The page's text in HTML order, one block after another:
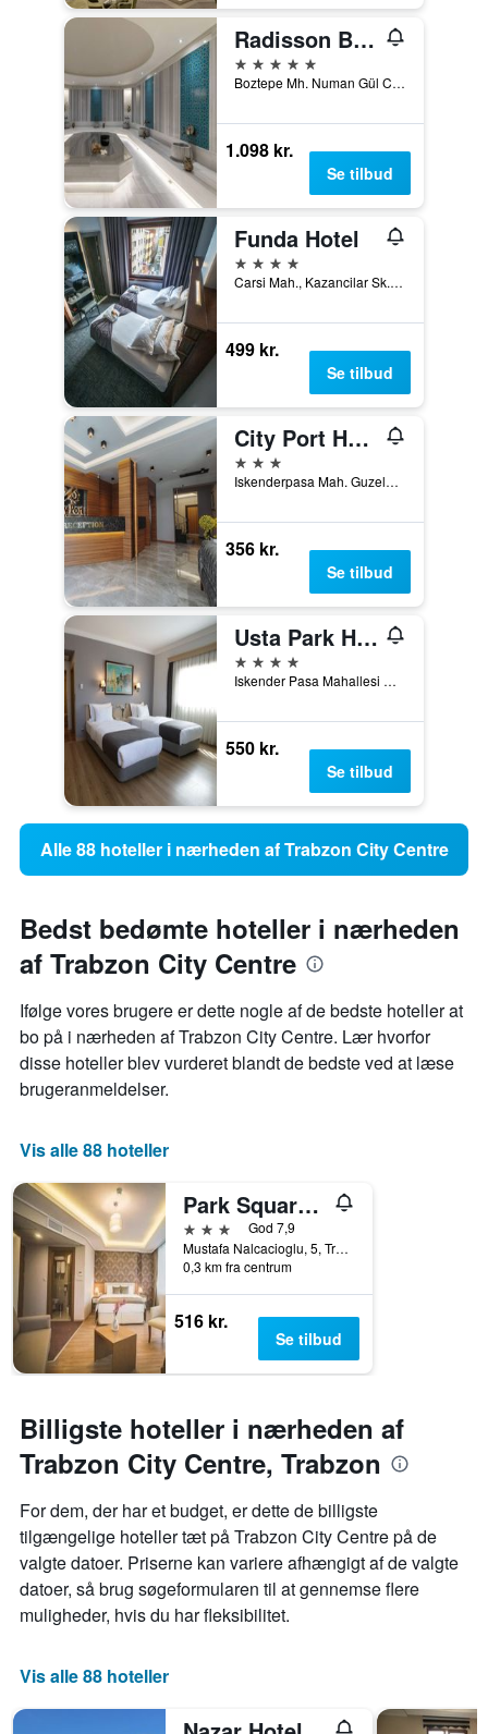
Radisson Blu Hotel Trabzon
5 stjerner
Boztepe Mh. Numan Gül Cd. Çamlık Sokak No: 2, Ortahisar, Trabzon, Tyrkiet
1.098 kr.
Se tilbud
Funda Hotel
4 stjerner
Carsi Mah., Kazancilar Sk., No.2, Trabzon, Tyrkiet
499 kr.
Se tilbud
City Port Hotel
3 stjerner
Iskenderpasa Mah. Guzelhisar Cad.No:12, Trabzon, Tyrkiet
356 kr.
Se tilbud
Usta Park Hotel
4 stjerner
Iskender Pasa Mahallesi No 6/8, Trabzon, Tyrkiet
550 kr.
Se tilbud
Alle 88 hoteller i nærheden af Trabzon City Centre
Bedst bedømte hoteller i nærheden
af Trabzon City Centre
Ifølge vores brugere er dette nogle af de bedste hoteller at
bo på i nærheden af ​​Trabzon City Centre. Lær hvorfor
disse hoteller blev vurderet blandt de bedste ved at læse
brugeranmeldelser.
Vis alle 88 hoteller
Park Square Hotel
3 stjernerGod 7,9
Mustafa Nalcacioglu, 5, Trabzon, Tyrkiet
0,3 km fra centrum
516 kr.
Se tilbud
Billigste hoteller i nærheden af
Trabzon City Centre, Trabzon
For dem, der har et budget, er dette de billigste
tilgængelige hoteller tæt på Trabzon City Centre på de
valgte datoer. Priserne kan variere afhængigt af de valgte
datoer, så brug søgeformularen til at gennemse flere
muligheder, hvis du har fleksibilitet.
Vis alle 88 hoteller